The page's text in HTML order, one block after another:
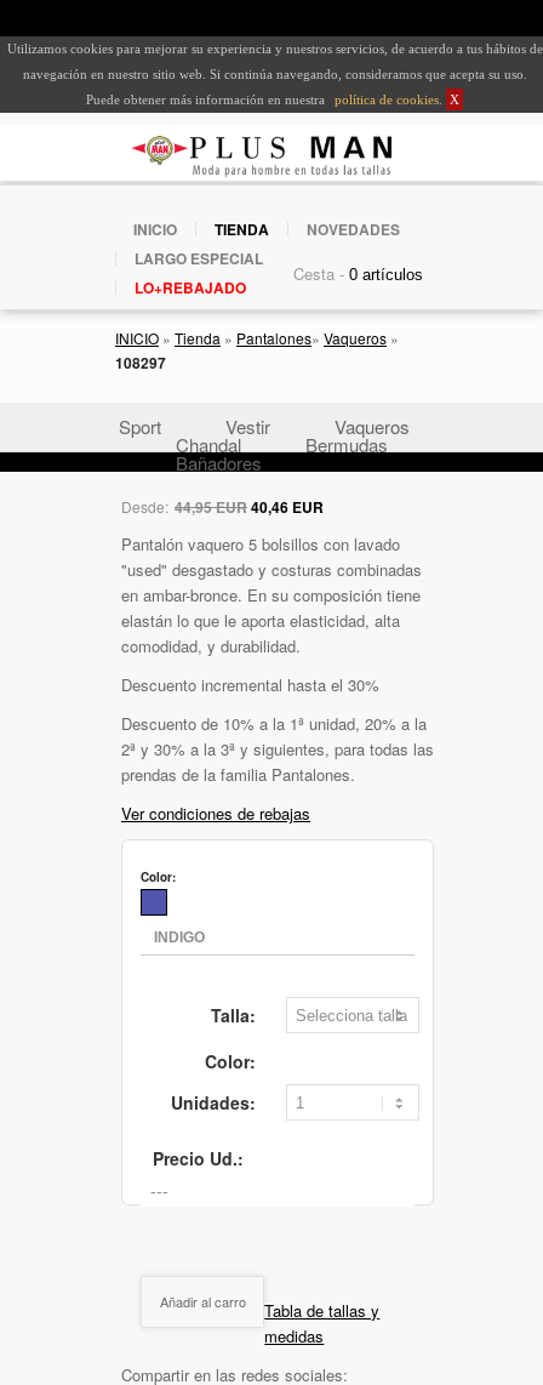
Utilizamos cookies para mejorar su experiencia y nuestros servicios, de acuerdo a tus hábitos de
navegación en nuestro sitio web. Si continúa navegando, consideramos que acepta su uso.
Puede obtener más información en nuestra
política de cookies X
INICIO TIENDA
NOVEDADES
LARGO ESPECIAL
LO+REBAJADO
Cesta -
INICIO » Tienda » Pantalones» Vaqueros »
108297
Sport Vestir Vaqueros
Chandal Bermudas
Bañadores
Desde: 44,95 EUR40,46 EUR
Pantalón vaquero 5 bolsillos con lavado
"used" desgastado y costuras combinadas
en ambar-bronce. En su composición tiene
elastán lo que le aporta elasticidad, alta
comodidad, y durabilidad.
Descuento incremental hasta el 30%
Descuento de 10% a la 1ª unidad, 20% a la
2ª y 30% a la 3ª y siguientes, para todas las
prendas de la familia Pantalones.
Ver condiciones de rebajas
Color:
Talla:
Color:
Unidades:
Precio Ud.:
Añadir al carro
Tabla de tallas y
medidas
Compartir en las redes sociales: